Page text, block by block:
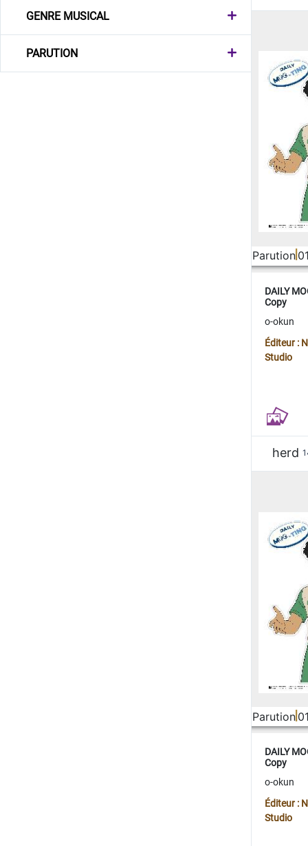
GENRE MUSICAL
PARUTION
Parution
DAILY
Copy
o-okun
Éditeur :
Studio
herd
Parution
DAILY
Copy
o-okun
Éditeur :
Studio